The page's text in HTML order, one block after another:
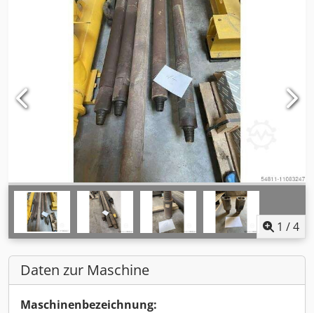
1 /4
Daten zur Maschine
Maschinenbezeichnung: